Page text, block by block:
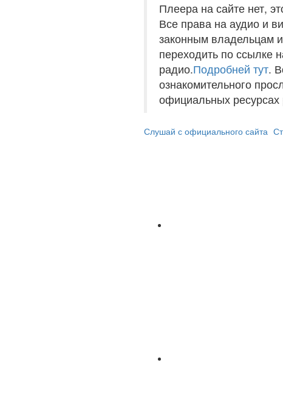
Плеера на сайте нет,
Все права на аудио и
законным владельцам
переходить по ссылке
радио.Подробней тут.
ознакомительного
официальных ресурсах
Слушай с официального сайта